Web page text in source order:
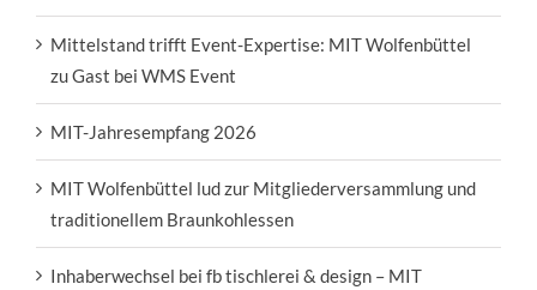
Mittelstand trifft Event-Expertise: MIT Wolfenbüttel
zu Gast bei WMS Event
MIT-Jahresempfang 2026
MIT Wolfenbüttel lud zur Mitgliederversammlung und
traditionellem Braunkohlessen
Inhaberwechsel bei fb tischlerei & design – MIT